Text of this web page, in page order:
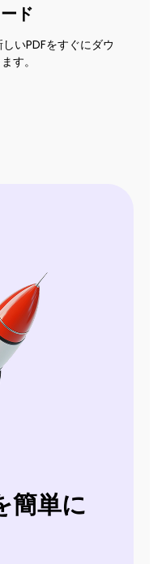
ド
いPDFをすぐにダウ
す。
簡単に